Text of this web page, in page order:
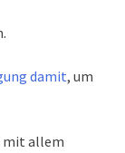
damit, um
mit allem